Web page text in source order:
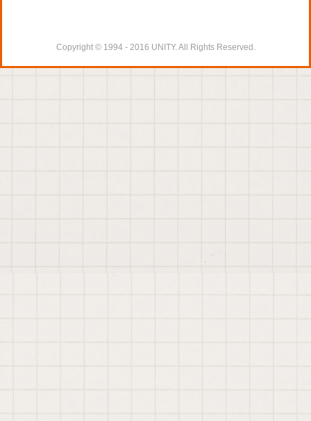
Copyright © 1994 - 2016 UNITY. All Rights Reserved.